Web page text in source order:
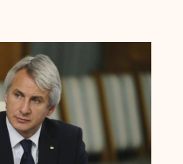
fiind stabilă, se